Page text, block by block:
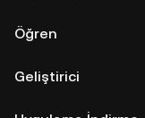
Öğren
Geliştirici